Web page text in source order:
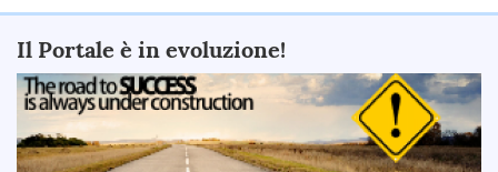
Il Portale è in evoluzione!